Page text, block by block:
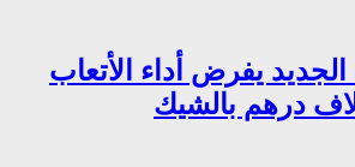
الجديد يفرض أداء الأتعاب